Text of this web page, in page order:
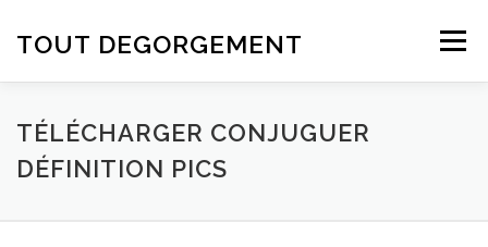
TOUT DEGORGEMENT Menu
TÉLÉCHARGER CONJUGUER
DÉFINITION PICS